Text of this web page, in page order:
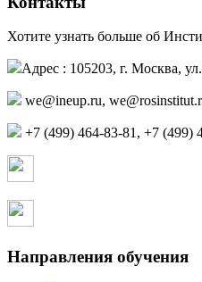
Хотите узнать больше об
Адрес : 105203, г. Москва,
,
+7 (499) 464-83-81, +7 (499)
Направления обучения